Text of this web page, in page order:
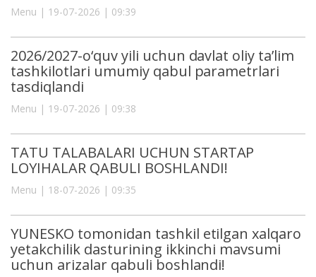
Menu | 19-07-2026 | 09:39
2026/2027-o‘quv yili uchun davlat oliy ta’lim
tashkilotlari umumiy qabul parametrlari
tasdiqlandi
Menu | 19-07-2026 | 09:38
TATU TALABALARI UCHUN STARTAP
LOYIHALAR QABULI BOSHLANDI!
Menu | 18-07-2026 | 09:35
YUNESKO tomonidan tashkil etilgan xalqaro
yetakchilik dasturining ikkinchi mavsumi
uchun arizalar qabuli boshlandi!